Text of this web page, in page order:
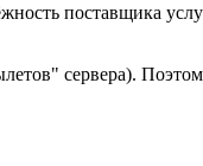
поставщика
сервера).